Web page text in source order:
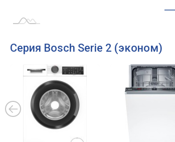
Серия Bosch Serie 2 (эконом)